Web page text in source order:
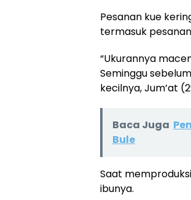
Pesanan kue
termasuk
“Ukurannya
Seminggu
kecilnya, Jum’at
Baca Juga
Bule
Saat
ibunya.